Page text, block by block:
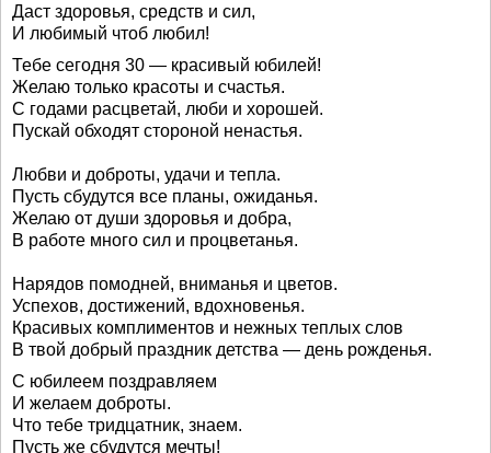
Даст здоровья, средств и сил,
И любимый чтоб любил!
Тебе сегодня 30 — красивый юбилей!
Желаю только красоты и счастья.
С годами расцветай, люби и хорошей.
Пускай обходят стороной ненастья.
Любви и доброты, удачи и тепла.
Пусть сбудутся все планы, ожиданья.
Желаю от души здоровья и добра,
В работе много сил и процветанья.
Нарядов помодней, вниманья и цветов.
Успехов, достижений, вдохновенья.
Красивых комплиментов и нежных теплых слов
В твой добрый праздник детства — день рожденья.
С юбилеем поздравляем
И желаем доброты.
Что тебе тридцатник, знаем.
Пусть же сбудутся мечты!